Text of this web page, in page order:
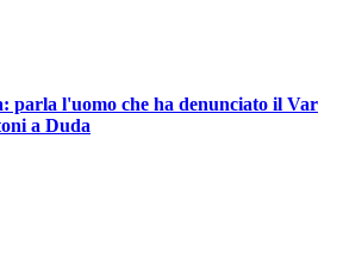
parla l'uomo che ha denunciato il Var
a Duda